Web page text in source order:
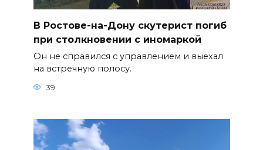
В Ростове-на-Дону скутерист погиб
при столкновении с иномаркой
Он не справился с управлением и выехал
на встречную полосу.
39